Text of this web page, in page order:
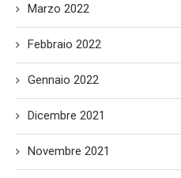
Marzo 2022
Febbraio 2022
Gennaio 2022
Dicembre 2021
Novembre 2021